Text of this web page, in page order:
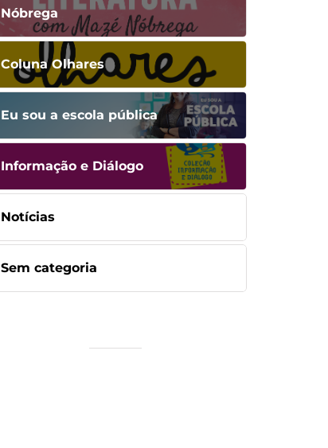
Nóbrega
Coluna Olhares
Eu sou a escola pública
Informação e Diálogo
Notícias
Sem categoria